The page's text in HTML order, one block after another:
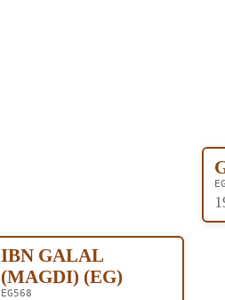
IBN GALAL
(MAGDI) (EG)
EG568